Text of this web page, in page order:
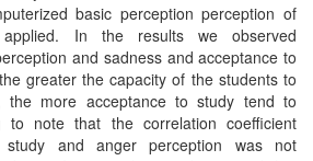
basic perception perception of
In the results we observed
and sadness and acceptance to
greater the capacity of the students to
the more acceptance to study tend to
to note that the correlation coefficient
study and anger perception was not